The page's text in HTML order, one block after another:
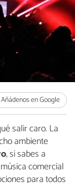
Añádenos en Google
salir caro. La
ambiente
, si sabes a
comercial
para todos